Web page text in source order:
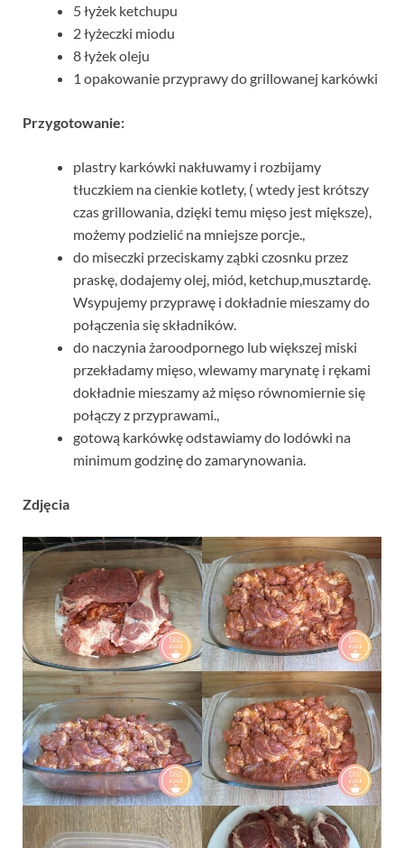
5 łyżek ketchupu
2 łyżeczki miodu
8 łyżek oleju
1 opakowanie przyprawy do grillowanej karkówki
Przygotowanie:
plastry karkówki nakłuwamy i rozbijamy
tłuczkiem na cienkie kotlety, ( wtedy jest krótszy
czas grillowania, dzięki temu mięso jest miększe),
możemy podzielić na mniejsze porcje.,
do miseczki przeciskamy ząbki czosnku przez
praskę, dodajemy olej, miód, ketchup,musztardę.
Wsypujemy przyprawę i dokładnie mieszamy do
połączenia się składników.
do naczynia żaroodpornego lub większej miski
przekładamy mięso, wlewamy marynatę i rękami
dokładnie mieszamy aż mięso równomiernie się
połączy z przyprawami.,
gotową karkówkę odstawiamy do lodówki na
minimum godzinę do zamarynowania.
Zdjęcia